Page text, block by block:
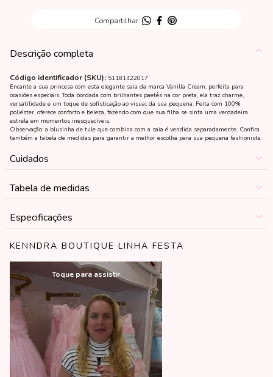
Descrição completa
Código identificador (SKU): 51181422017
Encante a sua princesa com esta elegante saia da marca Vanilla Cream, perfeita para
ocasiões especiais. Toda bordada com brilhantes paetês na cor preta, ela traz charme,
versatilidade e um toque de sofisticação ao visual da sua pequena. Feita com 100%
poliéster, oferece conforto e beleza, fazendo com que sua filha se sinta uma verdadeira
estrela em momentos inesquecíveis.
Observação: a blusinha de tule que combina com a saia é vendida separadamente. Confira
também a tabela de medidas para garantir a melhor escolha para sua pequena fashionista.
Cuidados
Tabela de medidas
Especificações
KENNDRA BOUTIQUE LINHA FESTA